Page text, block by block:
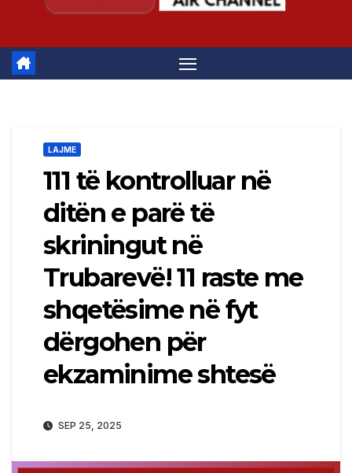
LAJME
111 të kontrolluar në
ditën e parë të
skriningut në
Trubarevë! 11 raste me
shqetësime në fyt
dërgohen për
ekzaminime shtesë
SEP 25, 2025